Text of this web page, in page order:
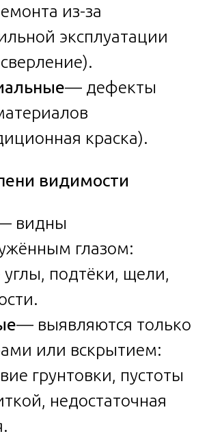
из-за
эксплуатации
— дефекты
краска).
видимости
видны
глазом:
подтёки, щели,
— выявляются только
или вскрытием:
грунтовки, пустоты
недостаточная